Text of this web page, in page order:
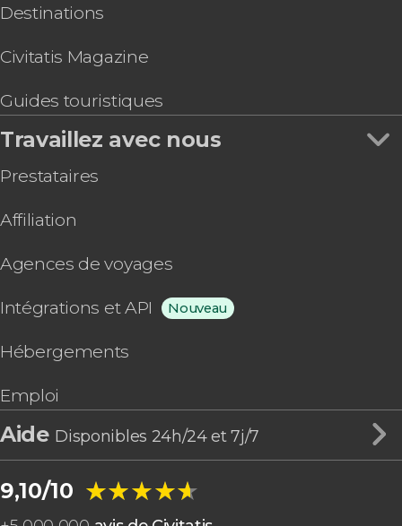
Destinations
Civitatis Magazine
Guides touristiques
Travaillez avec nous
Prestataires
Affiliation
Agences de voyages
Intégrations et API Nouveau
Hébergements
Emploi
Aide Disponibles 24h/24 et 7j/7
9,10/10 ★★★★★
★★★★★